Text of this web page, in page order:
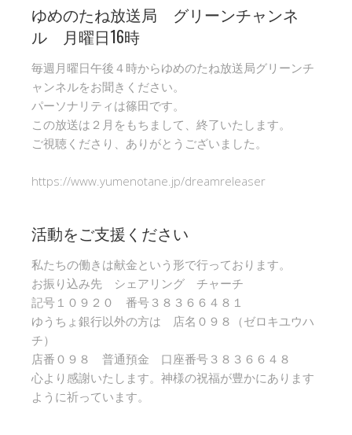
ゆめのたね放送局 グリーンチャンネ
ル 月曜日16時
毎週月曜日午後４時からゆめのたね放送局グリーンチ
ャンネルをお聞きください。
パーソナリティは篠田です。
この放送は２月をもちまして、終了いたします。
ご視聴くださり、ありがとうございました。
https://www.yumenotane.jp/dreamreleaser
活動をご支援ください
私たちの働きは献金という形で行っております。
お振り込み先 シェアリング チャーチ
記号１０９２０ 番号３８３６６４８１
ゆうちょ銀行以外の方は 店名０９８（ゼロキユウハ
チ）
店番０９８ 普通預金 口座番号３８３６６４８
心より感謝いたします。神様の祝福が豊かにあります
ように祈っています。